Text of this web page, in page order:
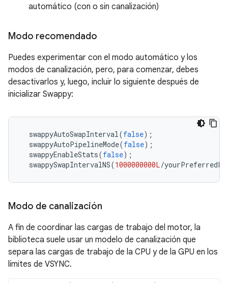
automático (con o sin canalización)
Modo recomendado
Puedes experimentar con el modo automático y los
modos de canalización, pero, para comenzar, debes
desactivarlos y, luego, incluir lo siguiente después de
inicializar Swappy:
swappyAutoSwapInterval(false);
swappyAutoPipelineMode(false);
swappyEnableStats(false);
swappySwapIntervalNS(1000000000L/
Modo de canalización
A fin de coordinar las cargas de trabajo del motor, la
biblioteca suele usar un modelo de canalización que
separa las cargas de trabajo de la CPU y de la GPU en los
límites de VSYNC.